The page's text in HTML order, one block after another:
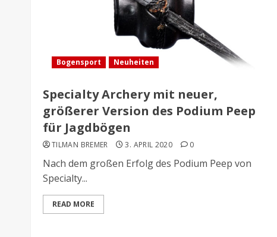
Bogensport Neuheiten
Specialty Archery mit neuer,
größerer Version des Podium Peep
für Jagdbögen
TILMAN BREMER 3. APRIL 2020 0
Nach dem großen Erfolg des Podium Peep von
Specialty...
READ MORE